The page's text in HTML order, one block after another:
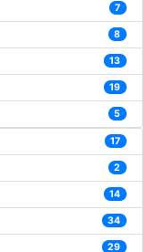
7
8
13
19
5
17
2
14
34
29